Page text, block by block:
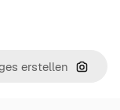
Nach